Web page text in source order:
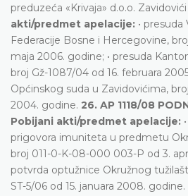
preduzeća «Krivaja» d.o.o. Zavidovići
akti/predmet apelacije: •
Federacije Bosne i Hercegovine,
maja 2006. godine; • presuda
broj Gž-1087/04 od 16. februara
Općinskog suda u Zavidovićima,
2004. godine. 26. AP 1118/08
Pobijani akti/predmet apelacije:
prigovora imuniteta u predmetu
broj 011-0-K-08-000 003-P od 3.
potvrda optužnice Okružnog
ST-5/06 od 15. januara 2008. godine.